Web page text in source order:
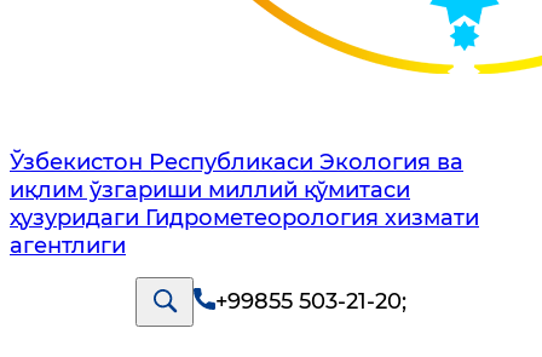
Ўзбекистон Республикаси Экология ва
иқлим ўзгариши миллий қўмитаси
ҳузуридаги Гидрометеорология хизмати
агентлиги
+99855 503-21-20;